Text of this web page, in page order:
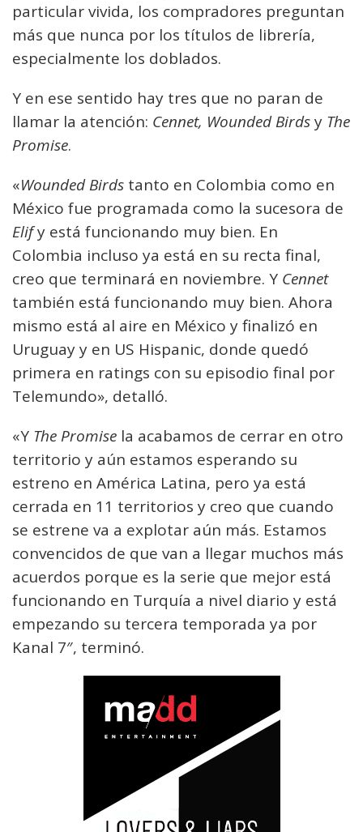
particular vivida, los compradores preguntan
más que nunca por los títulos de librería,
especialmente los doblados.
Y en ese sentido hay tres que no paran de
llamar la atención: Cennet, Wounded Birdsy The
Promise.
«Wounded Birds tanto en Colombia como en
México fue programada como la sucesora de
Elify está funcionando muy bien. En
Colombia incluso ya está en su recta final,
creo que terminará en noviembre. Y Cennet
también está funcionando muy bien. Ahora
mismo está al aire en México y finalizó en
Uruguay y en US Hispanic, donde quedó
primera en ratings con su episodio final por
Telemundo», detalló.
«Y The Promise la acabamos de cerrar en otro
territorio y aún estamos esperando su
estreno en América Latina, pero ya está
cerrada en 11 territorios y creo que cuando
se estrene va a explotar aún más. Estamos
convencidos de que van a llegar muchos más
acuerdos porque es la serie que mejor está
funcionando en Turquía a nivel diario y está
empezando su tercera temporada ya por
Kanal 7″, terminó.